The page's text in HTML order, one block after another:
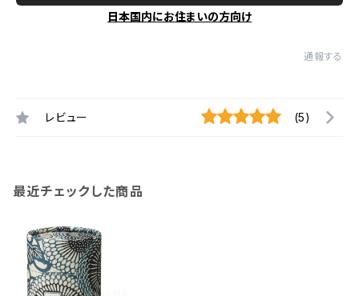
日本国内にお住まいの方向け
通報する
レビュー (5)
最近チェックした商品